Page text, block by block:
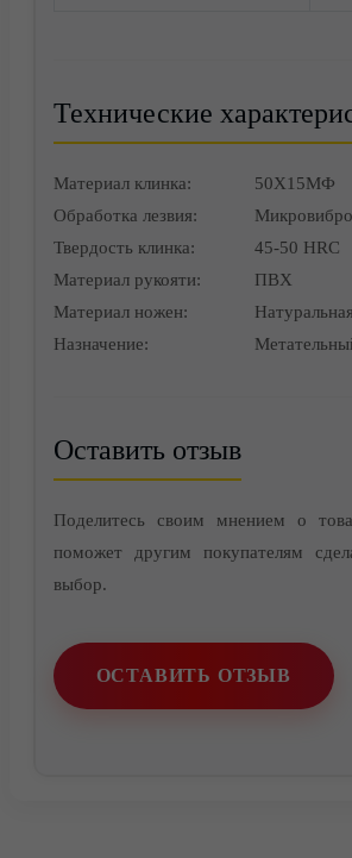
Технические
Материал клинка:
50Х15МФ
Обработка лезвия:
Твердость клинка:
45-50 HRC
Материал рукояти:
ПВХ
Материал ножен:
Назначение:
Оставить отзыв
Поделитесь своим мнением о
поможет другим покупателям
выбор.
ОСТАВИТЬ ОТЗЫВ